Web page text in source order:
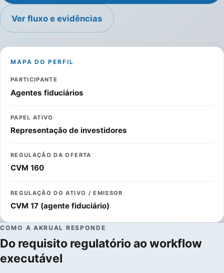
Ver fluxo e evidências
MAPA DO PERFIL
PARTICIPANTE
Agentes fiduciários
PAPEL ATIVO
Representação de investidores
REGULAÇÃO DA OFERTA
CVM 160
REGULAÇÃO DO ATIVO / EMISSOR
CVM 17 (agente fiduciário)
COMO A AKRUAL RESPONDE
Do requisito regulatório ao workflow
executável